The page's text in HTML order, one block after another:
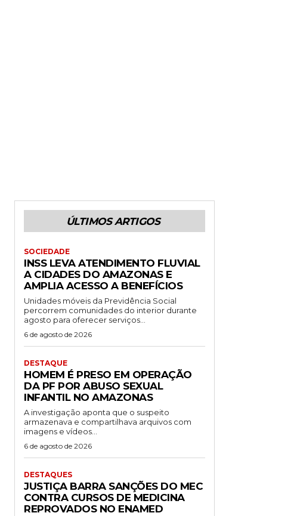
ÚLTIMOS ARTIGOS
SOCIEDADE
INSS LEVA ATENDIMENTO FLUVIAL
A CIDADES DO AMAZONAS E
AMPLIA ACESSO A BENEFÍCIOS
Unidades móveis da Previdência Social
percorrem comunidades do interior durante
agosto para oferecer serviços...
6 de agosto de 2026
DESTAQUE
HOMEM É PRESO EM OPERAÇÃO
DA PF POR ABUSO SEXUAL
INFANTIL NO AMAZONAS
A investigação aponta que o suspeito
armazenava e compartilhava arquivos com
imagens e vídeos...
6 de agosto de 2026
DESTAQUES
JUSTIÇA BARRA SANÇÕES DO MEC
CONTRA CURSOS DE MEDICINA
REPROVADOS NO ENAMED